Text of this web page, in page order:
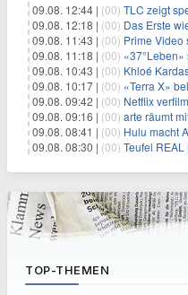
09.08. 12:44 | (00) TLC zeigt
09.08. 12:18 | (00) Das Erste
09.08. 11:43 | (00) Prime Video
09.08. 11:18 | (00) «37°Leben»
09.08. 10:43 | (00) Khloé Kardashian
09.08. 10:17 | (00) «Terra X»
09.08. 09:42 | (00) Netflix
09.08. 09:16 | (00) arte räumt
09.08. 08:41 | (00) Hulu macht
09.08. 08:30 | (00) Teufel REAL
TOP-THEMEN